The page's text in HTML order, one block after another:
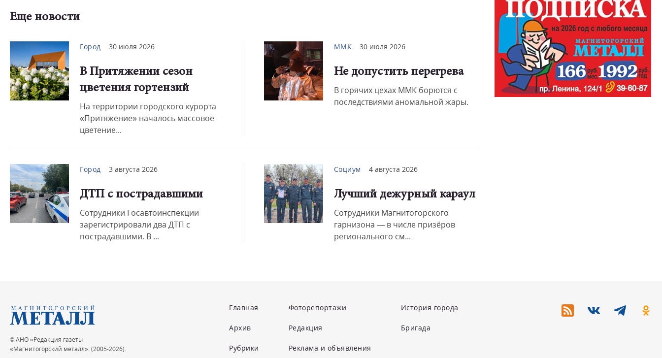
Еще новости
Город 30 июля 2026
В Притяжении сезон
цветения гортензий
На территории городского курорта
«Притяжение» началось массовое
цветение...
ММК 30 июля 2026
Не допустить перегрева
В горячих цехах ММК борются с
последствиями аномальной жары.
Город 3 августа 2026
ДТП с пострадавшими
Сотрудники Госавтоинспекции
зарегистрировали два ДТП с
пострадавшими. В ...
Социум 4 августа 2026
Лучший дежурный караул
Сотрудники Магнитогорского
гарнизона — в числе призёров
регионального см...
© АНО «Редакция газеты
«Магнитогорский металл». (2005-2026).
Главная
Архив
Рубрики
Фоторепортажи
Редакция
Реклама и объявления
История города
Бригада